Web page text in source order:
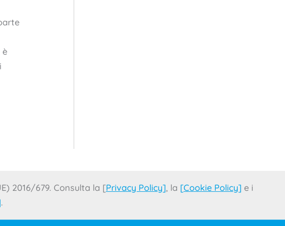
è
2016/679. Consulta la [Privacy Policy], la [Cookie Policy] e i
.